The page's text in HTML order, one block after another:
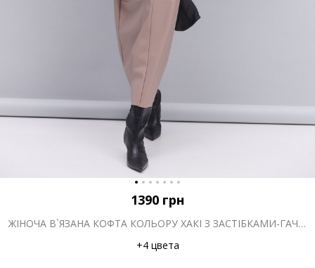
1390 грн
ЖІНОЧА В`ЯЗАНА КОФТА КОЛЬОРУ ХАКІ З ЗАСТІБКАМИ-ГАЧКАМИ
+4 цвета